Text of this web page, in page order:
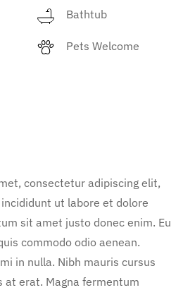
Bathtub
Pets Welcome
consectetur adipiscing elit,
ut labore et dolore
sit amet justo donec enim. Eu
commodo odio aenean.
in nulla. Nibh mauris cursus
erat. Magna fermentum